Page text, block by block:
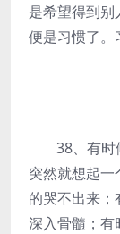
是希望得到别
便是习惯了。
38、有时候
突然就想起
的哭不出来
深入骨髓；有